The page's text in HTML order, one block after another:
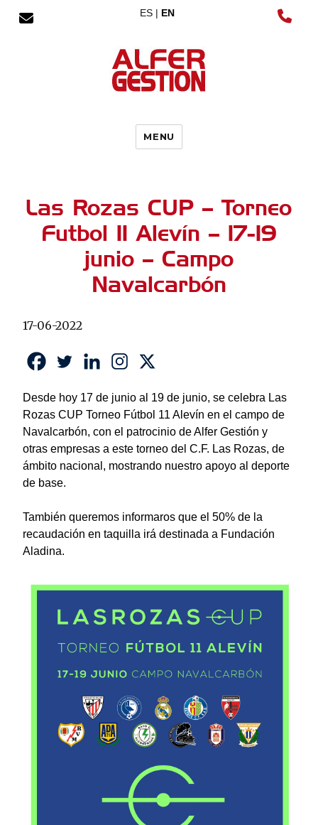
ES | EN
MENU
Las Rozas CUP – Torneo
Futbol 11 Alevín – 17-19
junio – Campo
Navalcarbón
17-06-2022
Desde hoy 17 de junio al 19 de junio, se celebra Las
Rozas CUP Torneo Fútbol 11 Alevín en el campo de
Navalcarbón, con el patrocinio de Alfer Gestión y
otras empresas a este torneo del C.F. Las Rozas, de
ámbito nacional, mostrando nuestro apoyo al deporte
de base.
También queremos informaros que el 50% de la
recaudación en taquilla irá destinada a Fundación
Aladina.